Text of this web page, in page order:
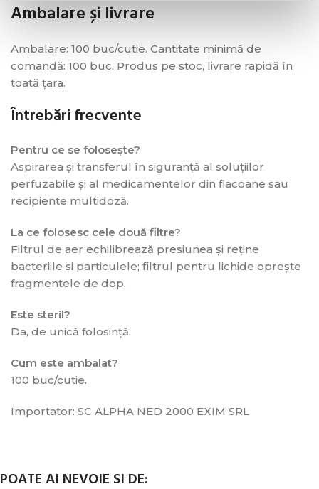
Ambalare și livrare
Ambalare: 100 buc/cutie. Cantitate minimă de
comandă: 100 buc. Produs pe stoc, livrare rapidă în
toată țara.
Întrebări frecvente
Pentru ce se folosește?
Aspirarea și transferul în siguranță al soluțiilor
perfuzabile și al medicamentelor din flacoane sau
recipiente multidoză.
La ce folosesc cele două filtre?
Filtrul de aer echilibrează presiunea și reține
bacteriile și particulele; filtrul pentru lichide oprește
fragmentele de dop.
Este steril?
Da, de unică folosință.
Cum este ambalat?
100 buc/cutie.
Importator: SC ALPHA NED 2000 EXIM SRL
POATE AI NEVOIE SI DE: